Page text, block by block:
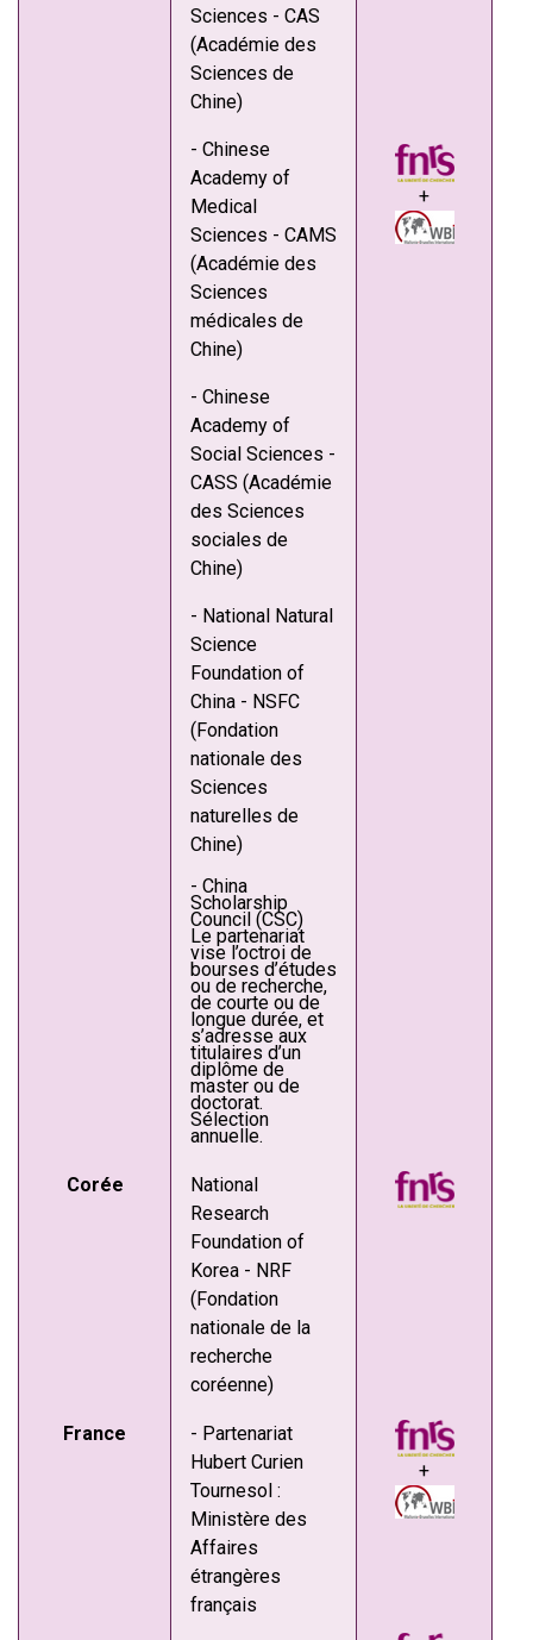
Sciences - CAS
(Académie des
Sciences de
Chine)
- Chinese
Academy of
Medical
Sciences - CAMS
(Académie des
Sciences
médicales de
Chine)
- Chinese
Academy of
Social Sciences -
CASS (Académie
des Sciences
sociales de
Chine)
- National Natural
Science
Foundation of
China - NSFC
(Fondation
nationale des
Sciences
naturelles de
Chine)
- China
Scholarship
Council (CSC)
Le partenariat
vise l’octroi de
bourses d’études
ou de recherche,
de courte ou de
longue durée, et
s’adresse aux
titulaires d’un
diplôme de
master ou de
doctorat.
Sélection
annuelle.
+
Corée
National
Research
Foundation of
Korea - NRF
(Fondation
nationale de la
recherche
coréenne)
France
- Partenariat
Hubert Curien
Tournesol :
Ministère des
Affaires
étrangères
français
+